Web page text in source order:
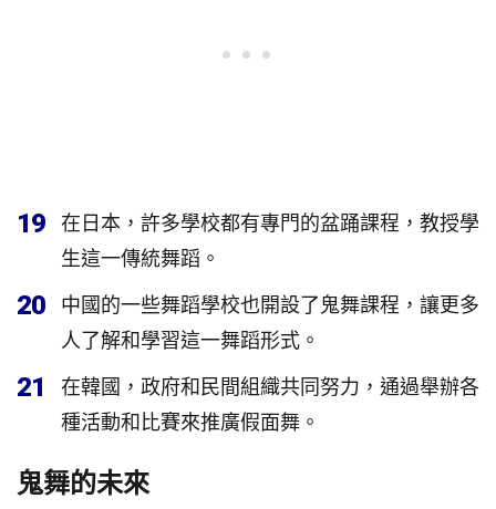
19
在日本，許多學校都有專門的盆踊課程，教授學
生這一傳統舞蹈。
20
中國的一些舞蹈學校也開設了鬼舞課程，讓更多
人了解和學習這一舞蹈形式。
21
在韓國，政府和民間組織共同努力，通過舉辦各
種活動和比賽來推廣假面舞。
鬼舞的未來